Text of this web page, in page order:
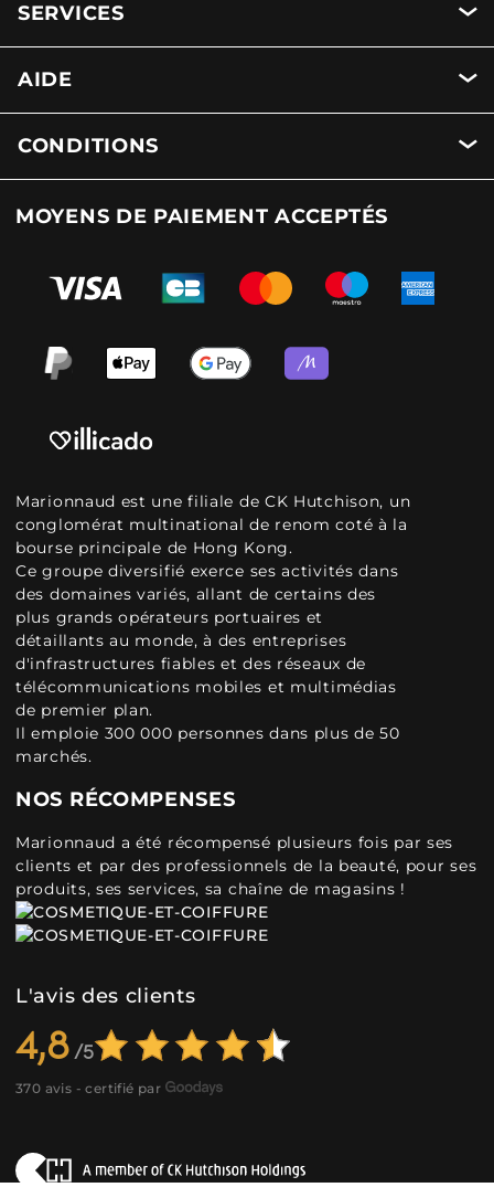
SERVICES
AIDE
CONDITIONS
MOYENS DE PAIEMENT ACCEPTÉS
Marionnaud est une filiale de CK Hutchison, un
conglomérat multinational de renom coté à la
bourse principale de Hong Kong.
Ce groupe diversifié exerce ses activités dans
des domaines variés, allant de certains des
plus grands opérateurs portuaires et
détaillants au monde, à des entreprises
d'infrastructures fiables et des réseaux de
télécommunications mobiles et multimédias
de premier plan.
Il emploie 300 000 personnes dans plus de 50
marchés.
NOS RÉCOMPENSES
Marionnaud a été récompensé plusieurs fois par ses
clients et par des professionnels de la beauté, pour ses
produits, ses services, sa chaîne de magasins !
L'avis des clients
4,8
370 avis - certifié par